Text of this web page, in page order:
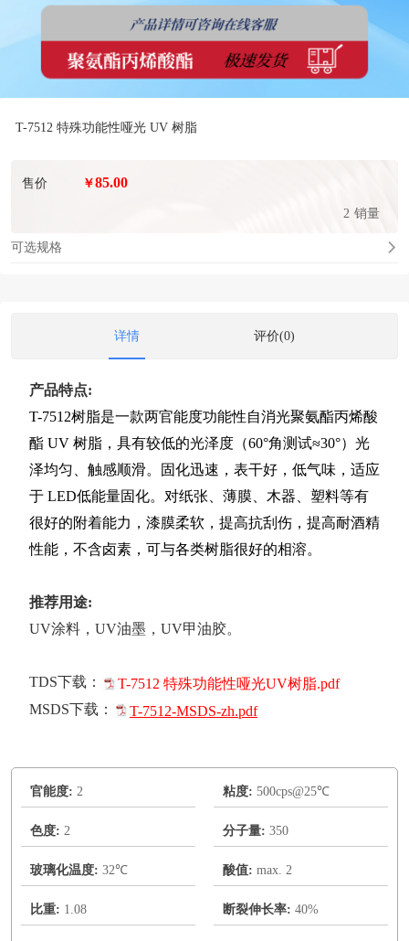
T-7512 特殊功能性哑光 UV 树脂
售价 ￥85.00
2 销量
可选规格
详情 评价(0)
产品特点:
T-7512树脂是一款两官能度功能性自消光聚氨酯丙烯酸
酯 UV 树脂，具有较低的光泽度（60°角测试≈30°）光
泽均匀、触感顺滑。固化迅速，表干好，低气味，适应
于 LED低能量固化。对纸张、薄膜、木器、塑料等有
很好的附着能力，漆膜柔软，提高抗刮伤，提高耐酒精
性能，不含卤素，可与各类树脂很好的相溶。
推荐用途:
UV涂料，UV油墨，UV甲油胶。
TDS下载：
T-7512 特殊功能性哑光UV树脂.pdf
MSDS下载：
T-7512-MSDS-zh.pdf
官能度: 2 粘度: 500cps@25℃
色度: 2 分子量: 350
玻璃化温度: 32℃ 酸值: max. 2
比重: 1.08 断裂伸长率: 40%